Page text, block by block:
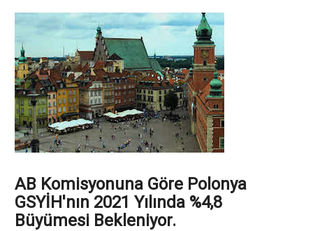
AB Komisyonuna Göre Polonya
GSYİH'nın 2021 Yılında %4,8
Büyümesi Bekleniyor.